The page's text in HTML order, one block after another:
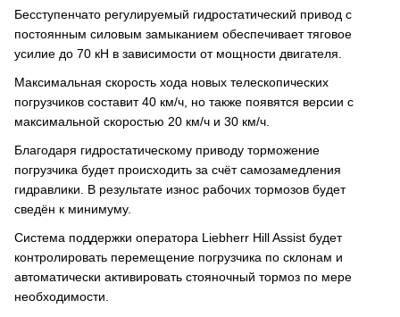
Бесступенчато регулируемый гидростатический привод с
постоянным силовым замыканием обеспечивает тяговое
усилие до 70 кН в зависимости от мощности двигателя.
Максимальная скорость хода новых телескопических
погрузчиков составит 40 км/ч, но также появятся версии с
максимальной скоростью 20 км/ч и 30 км/ч.
Благодаря гидростатическому приводу торможение
погрузчика будет происходить за счёт самозамедления
гидравлики. В результате износ рабочих тормозов будет
сведён к минимуму.
Система поддержки оператора Liebherr Hill Assist будет
контролировать перемещение погрузчика по склонам и
автоматически активировать стояночный тормоз по мере
необходимости.